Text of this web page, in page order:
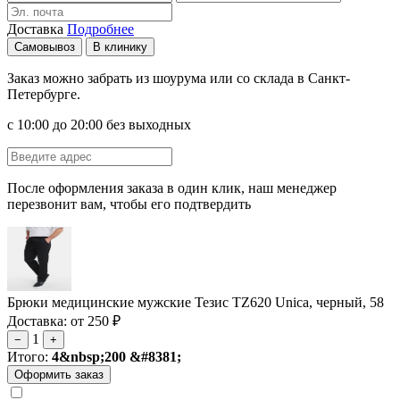
Доставка Подробнее
Самовывоз В клинику
Заказ можно забрать из шоурума или со склада в Санкт-
Петербурге.
с 10:00 до 20:00 без выходных
После оформления заказа в один клик, наш менеджер
перезвонит вам, чтобы его подтвердить
Брюки медицинские мужские Тезис TZ620 Unica, черный, 58
Доставка: от 250 ₽
− 1 +
Итого: 4&nbsp;200 &#8381;